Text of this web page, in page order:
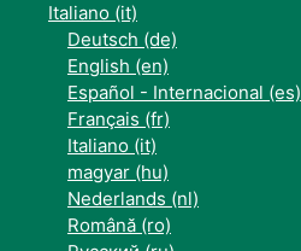
Italiano ‎(it)‎
Deutsch ‎(de)‎
English ‎(en)‎
Español - Internacional ‎(es)‎
Français ‎(fr)‎
Italiano ‎(it)‎
magyar ‎(hu)‎
Nederlands ‎(nl)‎
Română ‎(ro)‎